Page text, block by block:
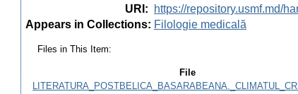
URI :
https://repository.usmf.md/
Appears in Collections: Filologie medicală
Files in This Item:
File